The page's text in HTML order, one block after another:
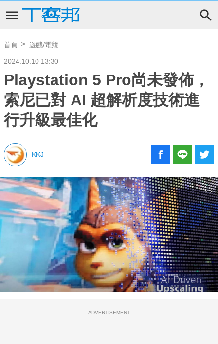
首頁 遊戲/電競
2024.10.10 13:30
Playstation 5 Pro尚未發佈，
索尼已對 AI 超解析度技術進
行升級最佳化
KKJ
ADVERTISEMENT